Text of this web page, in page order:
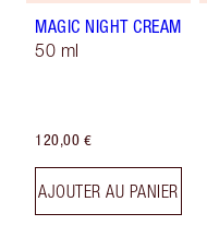
MAGIC NIGHT CREAM
50 ml
120,00 €
AJOUTER AU PANIER